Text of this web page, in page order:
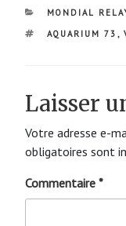
CATÉGORIES
MONDIAL
ÉTIQUETTES
AQUARIUM 73 ,
Laisser
Votre adresse e-
obligatoires sont
Commentaire *